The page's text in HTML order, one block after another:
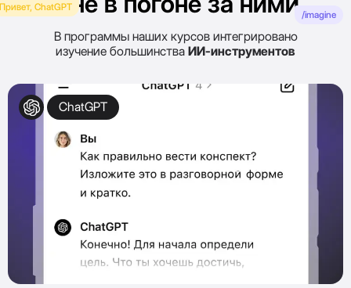
Привет, ChatGPT
/imagine
В программы наших курсов интегрировано
изучение большинства ИИ-инструментов
ChatGPT